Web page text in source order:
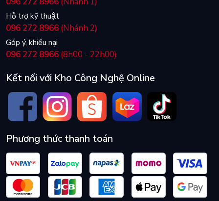
Hỗ trợ kỹ thuật
096 272 8966 (Nhánh 2)
Góp ý, khiếu nại
096 272 8966 (8h00 - 22h00)
Kết nối với Kho Công Nghệ Online
Phương thức thanh toán